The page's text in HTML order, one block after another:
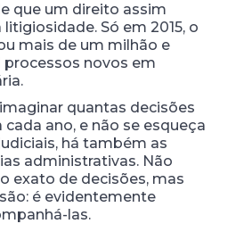
que um direito assim
Só em 2015, o
mais de um milhão e
novos em
quantas decisões
ano, e não se esqueça
há também as
administrativas. Não
exato de decisões, mas
é evidentemente
las.